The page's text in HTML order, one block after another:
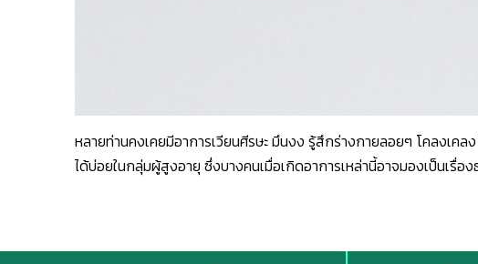
หลายท่านคงเคยมีอาการเวียนศีรษะ มึนงง รู้สึกร่างกายลอยๆ โคลงเค
ได้บ่อยในกลุ่มผู้สูงอายุ ซึ่งบางคนเมื่อเกิดอาการเหล่านี้อาจมองเป็นเรื่